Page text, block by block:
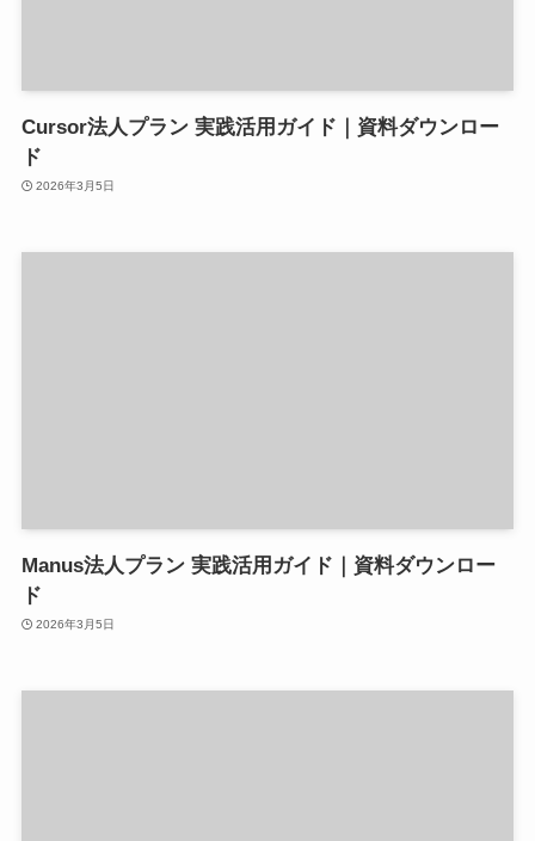
Cursor法人プラン 実践活用ガイド｜資料ダウンロー
ド
2026年3月5日
Manus法人プラン 実践活用ガイド｜資料ダウンロー
ド
2026年3月5日